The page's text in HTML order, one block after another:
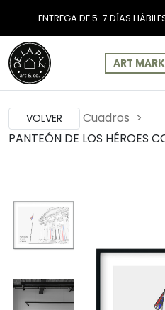
ENTREGA DE 5-7 DÍAS
ART
VOLVER
Cuadros
PANTEÓN DE LOS HÉROES